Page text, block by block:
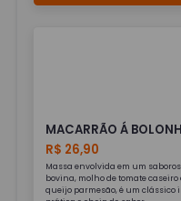
MACARRÃO Á
R$ 26,90
Massa envolvida em um
bovina, molho de tomate
queijo parmesão, é um clássico